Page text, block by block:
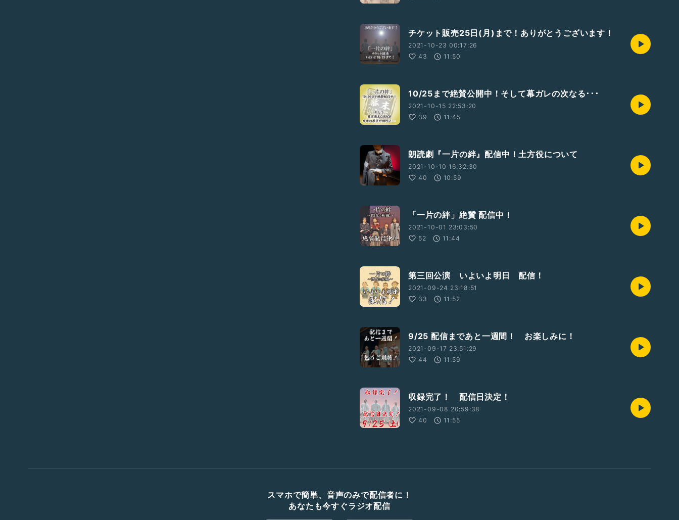
チケット販売25日(月)まで！ありがとうございます！
2021-10-23 00:17:26
43
11:50
10/25まで絶賛公開中！そして幕ガレの次なる･･･
2021-10-15 22:53:20
39
11:45
朗読劇『一片の絆』配信中！土方役について
2021-10-10 16:32:30
40
10:59
「一片の絆」絶賛 配信中！
2021-10-01 23:03:50
52
11:44
第三回公演 いよいよ明日 配信！
2021-09-24 23:18:51
33
11:52
9/25 配信まであと一週間！ お楽しみに！
2021-09-17 23:51:29
44
11:59
収録完了！ 配信日決定！
2021-09-08 20:59:38
40
11:55
スマホで簡単、音声のみで配信者に！
あなたも今すぐラジオ配信